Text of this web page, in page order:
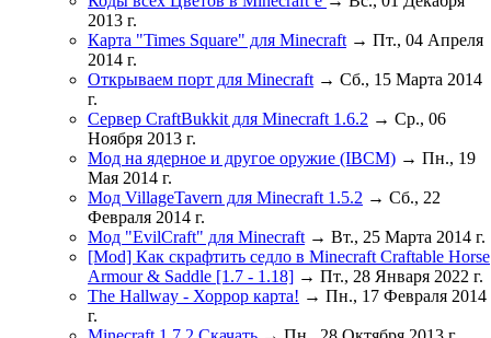
2013 г.
Карта "Times Square" для Minecraft → Пт., 04 Апреля
2014 г.
Открываем порт для Minecraft → Сб., 15 Марта 2014
г.
Сервер CraftBukkit для Minecraft 1.6.2 → Ср., 06
Ноября 2013 г.
Мод на ядерное и другое оружие (IBCM) → Пн., 19
Мая 2014 г.
Мод VillageTavern для Minecraft 1.5.2 → Сб., 22
Февраля 2014 г.
Мод "EvilCraft" для Minecraft → Вт., 25 Марта 2014 г.
[Mod] Как скрафтить седло в Minecraft Craftable Horse
Armour & Saddle [1.7 - 1.18] → Пт., 28 Января 2022 г.
The Hallway - Хоррор карта! → Пн., 17 Февраля 2014
г.